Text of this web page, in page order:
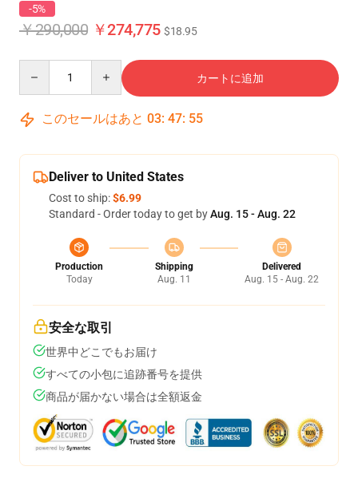
-5%
￥290,000 ￥274,775 $18.95
カートに追加
このセールはあと 03: 47: 54
Deliver to United States
Cost to ship:$6.99
Standard - Order today to get byAug. 15 - Aug. 22
Production
Today
Shipping
Aug. 11
Delivered
Aug. 15 - Aug. 22
安全な取引
世界中どこでもお届け
すべての小包に追跡番号を提供
商品が届かない場合は全額返金